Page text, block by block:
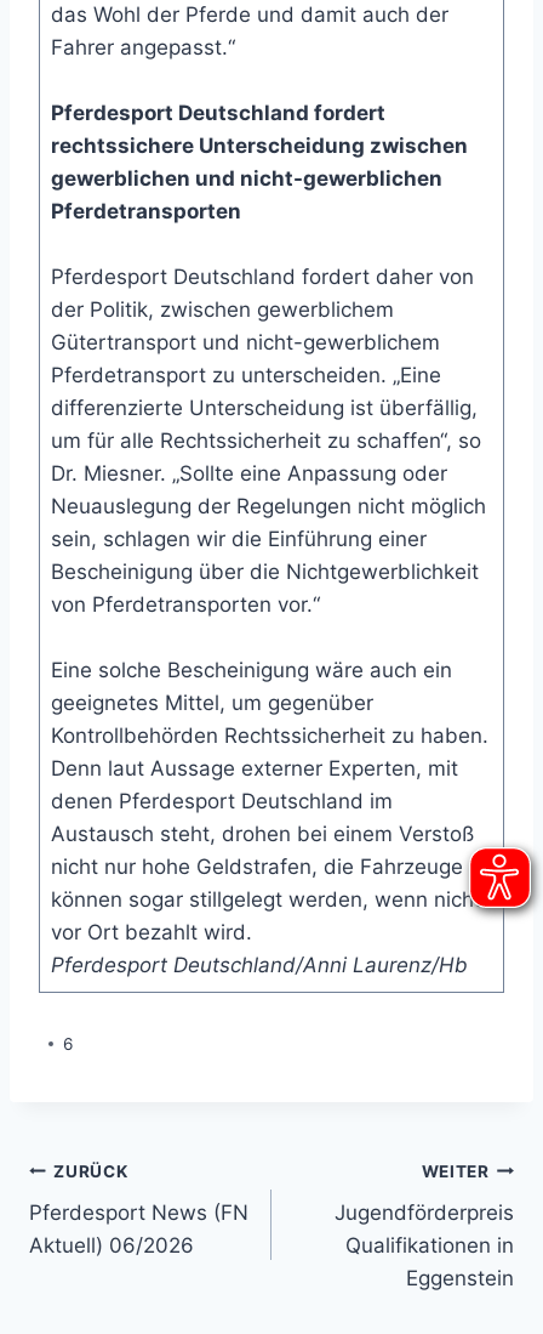
das Wohl der Pferde und damit auch der
Fahrer angepasst.“
Pferdesport Deutschland fordert
rechtssichere Unterscheidung zwischen
gewerblichen und nicht-gewerblichen
Pferdetransporten
Pferdesport Deutschland fordert daher von
der Politik, zwischen gewerblichem
Gütertransport und nicht-gewerblichem
Pferdetransport zu unterscheiden. „Eine
differenzierte Unterscheidung ist überfällig,
um für alle Rechtssicherheit zu schaffen“, so
Dr. Miesner. „Sollte eine Anpassung oder
Neuauslegung der Regelungen nicht möglich
sein, schlagen wir die Einführung einer
Bescheinigung über die Nichtgewerblichkeit
von Pferdetransporten vor.“
Eine solche Bescheinigung wäre auch ein
geeignetes Mittel, um gegenüber
Kontrollbehörden Rechtssicherheit zu haben.
Denn laut Aussage externer Experten, mit
denen Pferdesport Deutschland im
Austausch steht, drohen bei einem Verstoß
nicht nur hohe Geldstrafen, die Fahrzeuge
können sogar stillgelegt werden, wenn nicht
vor Ort bezahlt wird.
Pferdesport Deutschland/Anni Laurenz/Hb
6
Beitragsnavigation
ZURÜCK
Pferdesport News (FN
Aktuell) 06/2026
WEITER
Jugendförderpreis
Qualifikationen in
Eggenstein